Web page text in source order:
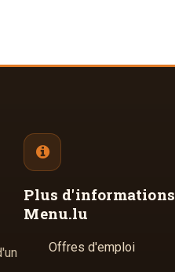
Plus d'informations
Menu.lu
Offres d'emploi